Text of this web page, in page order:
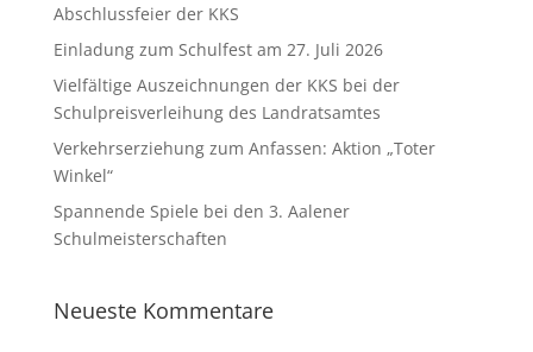
Abschlussfeier der KKS
Einladung zum Schulfest am 27. Juli 2026
Vielfältige Auszeichnungen der KKS bei der
Schulpreisverleihung des Landratsamtes
Verkehrserziehung zum Anfassen: Aktion „Toter
Winkel“
Spannende Spiele bei den 3. Aalener
Schulmeisterschaften
Neueste Kommentare